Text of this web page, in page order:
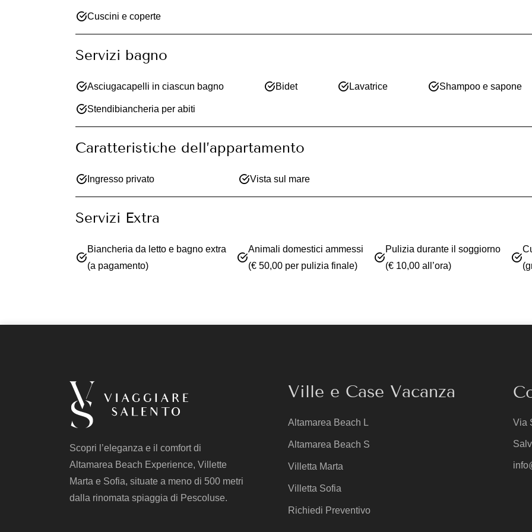
Cuscini e coperte
Servizi bagno
Asciugacapelli in ciascun bagno Bidet Lavatrice Shampoo e sapone
Stendibiancheria per abiti
Caratteristiche dell’appartamento
Ingresso privato Vista sul mare
Servizi Extra
Biancheria da letto e bagno extra
(a pagamento)
Animali domestici ammessi
(€ 50,00 per pulizia finale)
Pulizia durante il soggiorno
(€ 10,00 all’ora)
Scopri l’eleganza e il comfort di
Altamarea Beach Experience, Villette
Marta e Sofia, situate a meno di 500 metri
dalla rinomata spiaggia di Pescoluse.
Ville e Case Vacanza
Altamarea Beach L
Altamarea Beach S
Villetta Marta
Villetta Sofia
Richiedi Preventivo
Via